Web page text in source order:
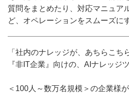
質問をまとめたり、対応マニュア
ど、オペレーションをスムーズに
「社内のナレッジが、あちらこち
『非IT企業』向けの、AIナレッジ
＜100人～数万名規模＞の企業様